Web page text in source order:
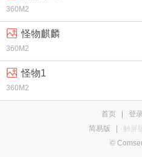
360M2
怪物麒麟
360M2
怪物1
360M2
首页 登
简易版
触屏
©